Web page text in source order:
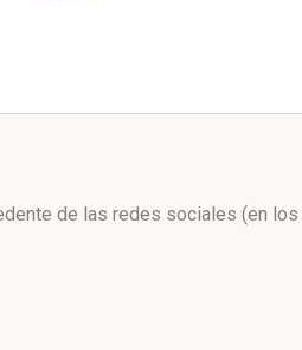
de las redes sociales (en